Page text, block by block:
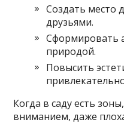
Создать место
друзьями.
Сформировать
природой.
Повысить
Когда в саду есть
вниманием, даже